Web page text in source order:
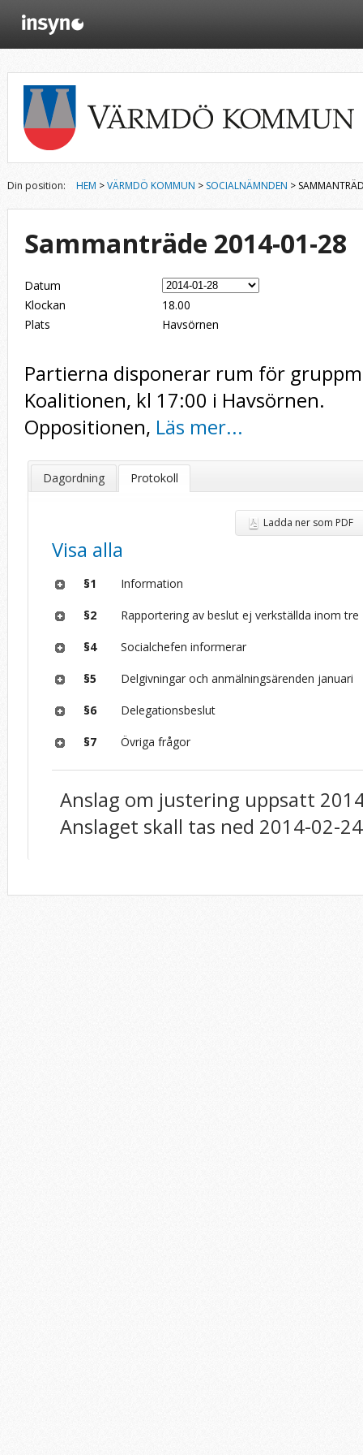
Din position: HEM >VÄRMDÖ KOMMUN > SOCIALNÄMNDEN >
Sammanträde 2014-01-28
Datum
Klockan
18.00
Plats
Havsörnen
Partierna disponerar rum för
Koalitionen, kl 17:00 i Havsörnen.
Oppositionen, Läs mer...
Dagordning Protokoll
Ladda ner som PDF
Visa alla
§1 Information
§2 Rapportering av beslut ej verkställda inom tre
§4 Socialchefen informerar
§5 Delgivningar och anmälningsärenden januari
§6 Delegationsbeslut
§7 Övriga frågor
Anslag om justering uppsatt
Anslaget skall tas ned 2014-02-